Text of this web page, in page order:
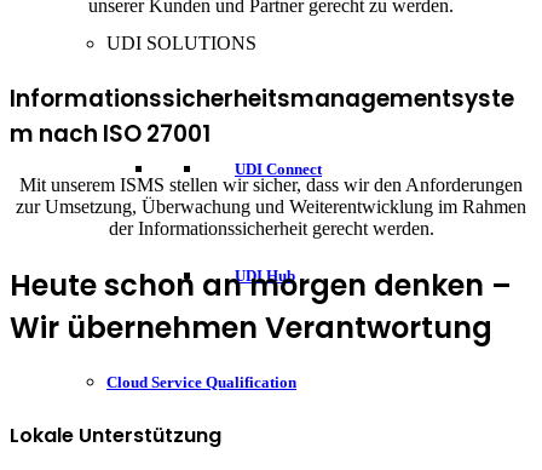
UDI SOLUTIONS
UDI Connect
UDI Hub
Cloud Service Qualification
unserer Kunden und Partner gerecht zu werden.
Informationssicherheitsmanagementsyste
m nach ISO 27001
Mit unserem ISMS stellen wir sicher, dass wir den Anforderungen
zur Umsetzung, Überwachung und Weiterentwicklung im Rahmen
der Informationssicherheit gerecht werden.
Heute schon an morgen denken –
Wir übernehmen Verantwortung
Lokale Unterstützung